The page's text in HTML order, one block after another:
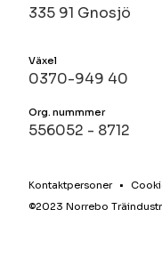
335 91 Gnosjö
Växel
0370-949 40
Org. nummmer
556052 - 8712
Kontaktpersoner
©2023 Norrebo